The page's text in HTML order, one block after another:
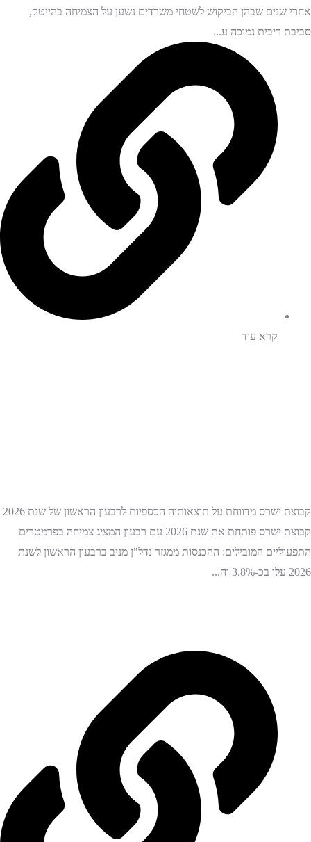
אחרי שנים שבהן הביקוש לשטחי משרדים נשען על הצמיחה בהייטק,
סביבת ריבית נמוכה ע...
קרא עוד
קבוצת ישרס מדווחת על תוצאותיה הכספיות לרבעון הראשון של שנת 2026
קבוצת ישרס פותחת את שנת 2026 עם רבעון המציג צמיחה בפרמטרים
התפעוליים המובילים: ההכנסות ממגזר נדל"ן מניב ברבעון הראשון לשנת
2026 עלו בכ-3.8% וה...